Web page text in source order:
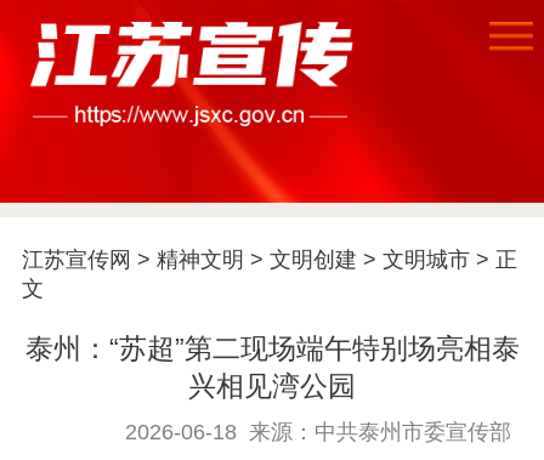
首页
公示公告
通知公告 信息公开制度
信息公开指南
江苏宣传网 > 精神文明 > 文明创建 > 文明城市> 正
文
泰州：“苏超”第二现场端午特别场亮相泰
兴相见湾公园
2026-06-18 来源：中共泰州市委宣传部